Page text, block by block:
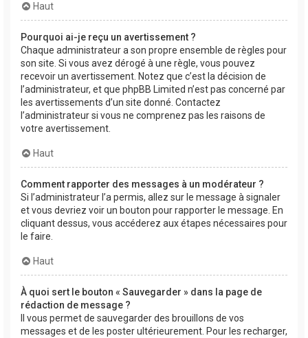
Haut
Pourquoi ai-je reçu un avertissement ?
Chaque administrateur a son propre ensemble de règles pour
son site. Si vous avez dérogé à une règle, vous pouvez
recevoir un avertissement. Notez que c’est la décision de
l’administrateur, et que phpBB Limited n’est pas concerné par
les avertissements d’un site donné. Contactez
l’administrateur si vous ne comprenez pas les raisons de
votre avertissement.
Haut
Comment rapporter des messages à un modérateur ?
Si l’administrateur l’a permis, allez sur le message à signaler
et vous devriez voir un bouton pour rapporter le message. En
cliquant dessus, vous accéderez aux étapes nécessaires pour
le faire.
Haut
À quoi sert le bouton « Sauvegarder » dans la page de
rédaction de message ?
Il vous permet de sauvegarder des brouillons de vos
messages et de les poster ultérieurement. Pour les recharger,